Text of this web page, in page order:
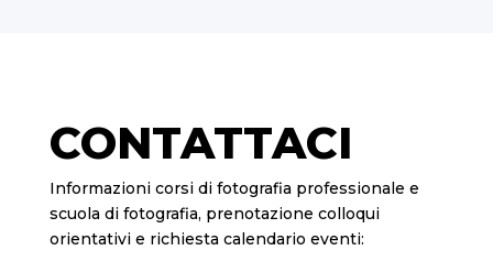
CONTATTACI
Informazioni corsi di fotografia professionale e
scuola di fotografia, prenotazione colloqui
orientativi e richiesta calendario eventi: